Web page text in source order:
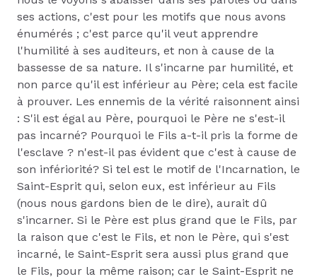
ses actions, c'est pour les motifs que nous avons
énumérés ; c'est parce qu'il veut apprendre
l'humilité à ses auditeurs, et non à cause de la
bassesse de sa nature. Il s'incarne par humilité, et
non parce qu'il est inférieur au Père; cela est facile
à prouver. Les ennemis de la vérité raisonnent ainsi
: S'il est égal au Père, pourquoi le Père ne s'est-il
pas incarné? Pourquoi le Fils a-t-il pris la forme de
l'esclave ? n'est-il pas évident que c'est à cause de
son infériorité? Si tel est le motif de l'Incarnation, le
Saint-Esprit qui, selon eux, est inférieur au Fils
(nous nous gardons bien de le dire), aurait dû
s'incarner. Si le Père est plus grand que le Fils, par
la raison que c'est le Fils, et non le Père, qui s'est
incarné, le Saint-Esprit sera aussi plus grand que
le Fils, pour la même raison; car le Saint-Esprit ne